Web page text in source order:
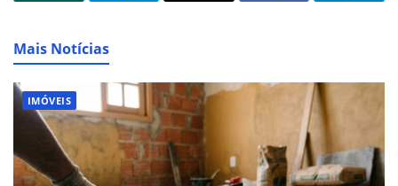
Mais Notícias
IMÓVEIS